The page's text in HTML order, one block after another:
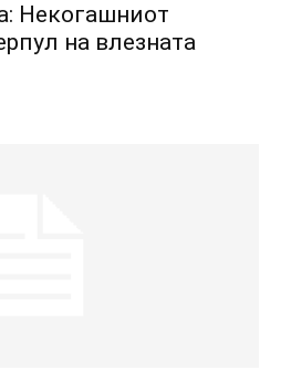
Некогашниот
на влезната